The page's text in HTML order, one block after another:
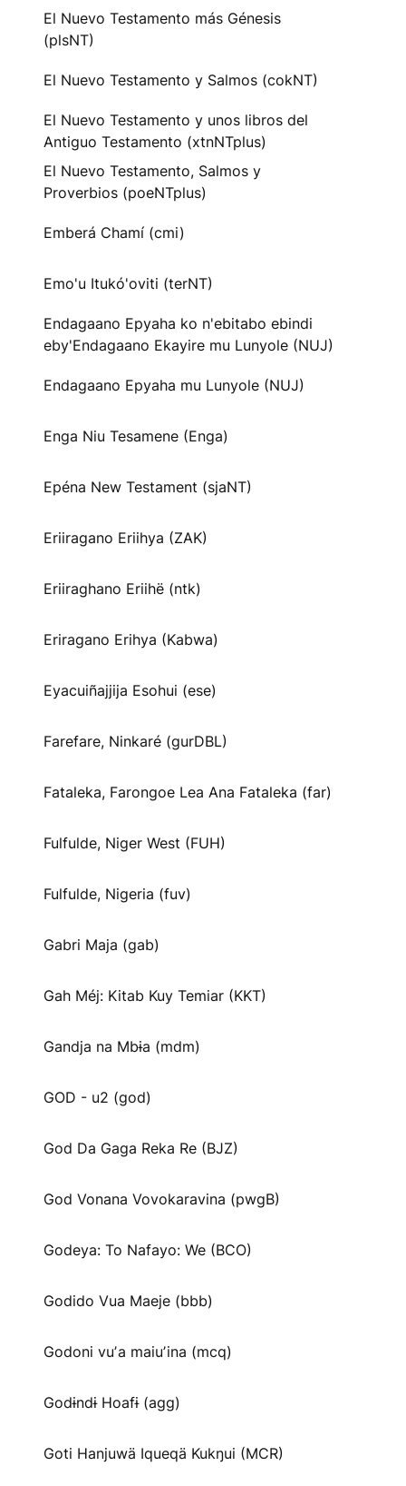
El Nuevo Testamento más Génesis
(plsNT)
El Nuevo Testamento y Salmos (cokNT)
El Nuevo Testamento y unos libros del
Antiguo Testamento (xtnNTplus)
El Nuevo Testamento, Salmos y
Proverbios (poeNTplus)
Emberá Chamí (cmi)
Emo'u Itukó'oviti (terNT)
Endagaano Epyaha ko n'ebitabo ebindi
eby'Endagaano Ekayire mu Lunyole (NUJ)
Endagaano Epyaha mu Lunyole (NUJ)
Enga Niu Tesamene (Enga)
Epéna New Testament (sjaNT)
Eriiragano Eriihya (ZAK)
Eriiraghano Eriihë (ntk)
Eriragano Erihya (Kabwa)
Eyacuiñajjija Esohui (ese)
Farefare, Ninkaré (gurDBL)
Fataleka, Farongoe Lea Ana Fataleka (far)
Fulfulde, Niger West (FUH)
Fulfulde, Nigeria (fuv)
Gabri Maja (gab)
Gah Méj: Kitab Kuy Temiar (KKT)
Gandja na Mbɨa (mdm)
GOD - u2 (god)
God Da Gaga Reka Re (BJZ)
God Vonana Vovokaravina (pwgB)
Godeya: To Nafayo: We (BCO)
Godido Vua Maeje (bbb)
Godoni vuʼa maiuʼina (mcq)
Godɨndɨ Hoafɨ (agg)
Goti Hanjuwä Iqueqä Kukŋui (MCR)